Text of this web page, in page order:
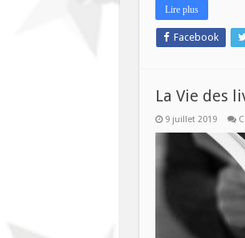
Lire plus
Facebook
La Vie des
9 juillet 2019